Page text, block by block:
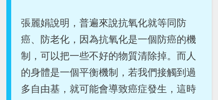
張麗娟說明，普遍來說抗氧化就等同防
癌、防老化，因為抗氧化是一個防癌的機
制，可以把一些不好的物質清除掉。而人
的身體是一個平衡機制，若我們接觸到過
多自由基，就可能會導致癌症發生，這時